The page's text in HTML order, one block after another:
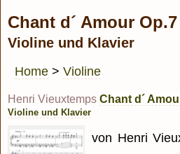
Chant d´ Amour
Violine und Klavier
Home > Violine
Henri Vieuxtemps Chant d´
Violine und Klavier
von Henri